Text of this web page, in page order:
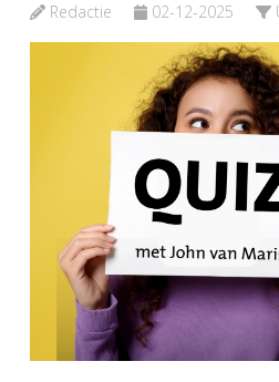
Redactie 02-12-2025